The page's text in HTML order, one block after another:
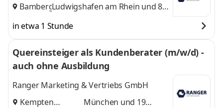
Bamberg,
Ludwigshafen am Rhein und 8
in etwa 1 Stunde
Quereinsteiger als Kundenberater (m/w/d) -
auch ohne Ausbildung
Ranger Marketing & Vertriebs GmbH
Kempten
München und 19